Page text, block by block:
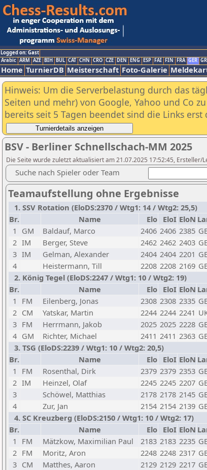
Logged on: Gast
Arabic ARM AZE BIH BUL CAT CHN CRO CZE DEN ENG ESP FAI FIN FRA GER
Home TurnierDB Meisterschaft Foto-Galerie
Hinweis: Um die Serverbelastung durch das
Seiten und mehr) von Google, Yahoo und Co
bereits seit 5 Tagen beendet sind die Links
BSV - Berliner Schnellschach-MM 2025
Die Seite wurde zuletzt aktualisiert am 21.07.2025 17:52:45, Ersteller/
Suche nach Spieler oder Team
Teamaufstellung ohne Ergebnisse
1. SSV Rotation (EloDS:2370 / Wtg1: 14 / Wtg2: 25,5)
Br.
Name Elo EloI EloN
1
GM Baldauf, Marco 2406 2406 2385
2 IM Berger, Steve 2462 2462 2403
3 IM Gelman, Alexander 2404 2404 2201
4
Heistermann, Till 2208 2208 2169
2. König Tegel (EloDS:2247 / Wtg1: 10 / Wtg2: 19)
Br.
Name Elo EloI EloN
1
FM Eilenberg, Jonas 2308 2308 2335
2 CM Yatskar, Martin 2244 2244 2241
3 FM Herrmann, Jakob 2025 2025 2228
4 GM Richter, Michael 2411 2411 2363
3. TSG (EloDS:2239 / Wtg1: 10 / Wtg2: 20,5)
Br.
Name Elo EloI EloN
1
FM Rosenthal, Dirk 2379 2379 2353
2 IM Heinzel, Olaf 2245 2245 2207
3
Schöwel, Matthias 2178 2178 2145
4
Zur, Jan 2154 2154 2139
4. SC Kreuzberg (EloDS:2150 / Wtg1: 10 / Wtg2: 17)
Br.
Name Elo EloI EloN
1
FM Mätzkow, Maximilian Paul 2183 2183 2235
2 FM Moritz, Aron 2248 2248 2317
3 CM Matthes, Aaron 2129 2129 2217